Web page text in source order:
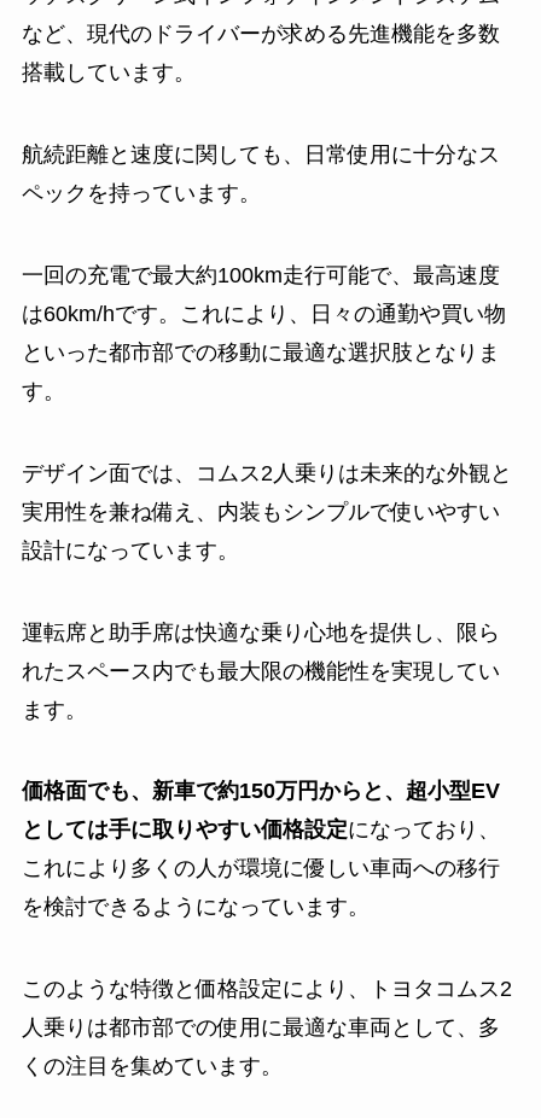
など、現代のドライバーが求める先進機能を多数
搭載しています。
航続距離と速度に関しても、日常使用に十分なス
ペックを持っています。
一回の充電で最大約100km走行可能で、最高速度
は60km/hです。これにより、日々の通勤や買い物
といった都市部での移動に最適な選択肢となりま
す。
デザイン面では、コムス2人乗りは未来的な外観と
実用性を兼ね備え、内装もシンプルで使いやすい
設計になっています。
運転席と助手席は快適な乗り心地を提供し、限ら
れたスペース内でも最大限の機能性を実現してい
ます。
価格面でも、新車で約150万円からと、超小型EV
としては手に取りやすい価格設定になっており、
これにより多くの人が環境に優しい車両への移行
を検討できるようになっています。
このような特徴と価格設定により、トヨタコムス2
人乗りは都市部での使用に最適な車両として、多
くの注目を集めています。